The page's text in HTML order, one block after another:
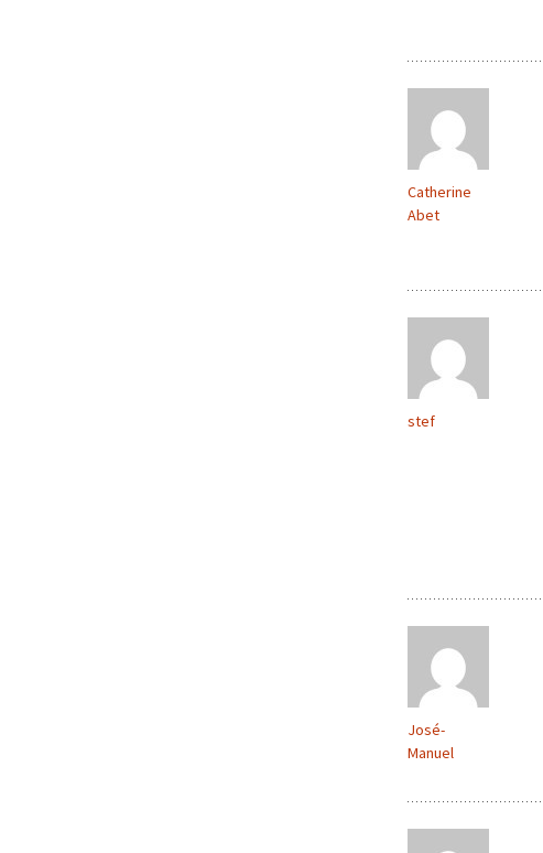
Catherine
Abet
stef
José-
Manuel